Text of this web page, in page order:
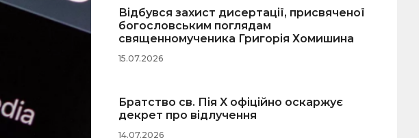
Відбувся захист дисертації, присвяченої
богословським поглядам
священномученика Григорія Хомишина
15.07.2026
Братство св. Пія X офіційно оскаржує
декрет про відлучення
14.07.2026